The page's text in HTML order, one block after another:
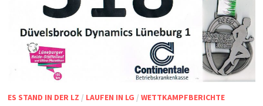
ES STAND IN DER LZ / LAUFEN IN LG / WETTKAMPFBERICHTE